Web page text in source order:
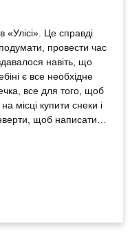
справді
провести час
навіть, що
все для того, щоб
місці купити снеки і
щоб написати
і назад, а також
вулиці -20, а в
плаваєте як